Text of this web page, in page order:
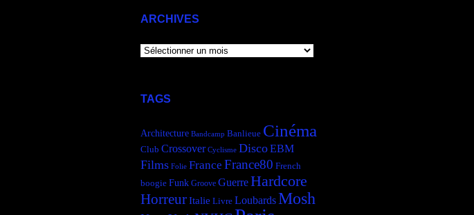
ARCHIVES
ARCHIVES
TAGS
Architecture Bandcamp Banlieue Cinéma
Club Crossover Cyclisme DiscoEBM
Films Folie France France80 French
boogie Funk Groove GuerreHardcore
HorreurItalie Livre LoubardsMosh